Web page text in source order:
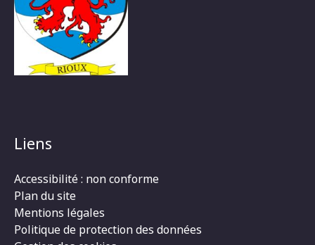
Liens
Accessibilité : non conforme
Plan du site
Mentions légales
Politique de protection des données